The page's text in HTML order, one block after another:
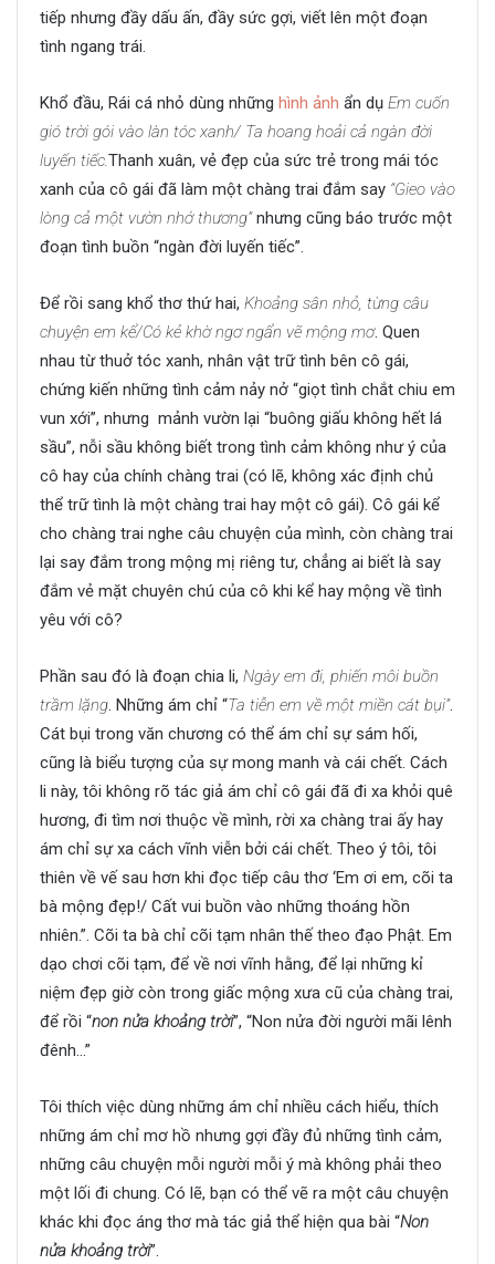
tiếp nhưng đầy dấu ấn, đầy sức gợi, viết lên một đoạn
tình ngang trái.
Khổ đầu, Rái cá nhỏ dùng những hình ảnh ẩn dụ Em cuốn
gió trời gói vào làn tóc xanh/ Ta hoang hoải cả ngàn đời
luyến tiếc.Thanh xuân, vẻ đẹp của sức trẻ trong mái tóc
xanh của cô gái đã làm một chàng trai đắm say “Gieo vào
lòng cả một vườn nhớ thương”nhưng cũng báo trước một
đoạn tình buồn “ngàn đời luyến tiếc”.
Để rồi sang khổ thơ thứ hai, Khoảng sân nhỏ, từng câu
chuyện em kể/Có kẻ khờ ngơ ngẩn vẽ mộng mơ. Quen
nhau từ thuở tóc xanh, nhân vật trữ tình bên cô gái,
chứng kiến những tình cảm nảy nở “giọt tình chắt chiu em
vun xới”, nhưng mảnh vườn lại “buông giấu không hết lá
sầu”, nỗi sầu không biết trong tình cảm không như ý của
cô hay của chính chàng trai (có lẽ, không xác định chủ
thể trữ tình là một chàng trai hay một cô gái). Cô gái kể
cho chàng trai nghe câu chuyện của mình, còn chàng trai
lại say đắm trong mộng mị riêng tư, chẳng ai biết là say
đắm vẻ mặt chuyên chú của cô khi kể hay mộng về tình
yêu với cô?
Phần sau đó là đoạn chia li, Ngày em đi, phiến môi buồn
trầm lặng. Những ám chỉ “Ta tiễn em về một miền cát bụi”.
Cát bụi trong văn chương có thể ám chỉ sự sám hối,
cũng là biểu tượng của sự mong manh và cái chết. Cách
li này, tôi không rõ tác giả ám chỉ cô gái đã đi xa khỏi quê
hương, đi tìm nơi thuộc về mình, rời xa chàng trai ấy hay
ám chỉ sự xa cách vĩnh viễn bởi cái chết. Theo ý tôi, tôi
thiên về vế sau hơn khi đọc tiếp câu thơ ‘Em ơi em, cõi ta
bà mộng đẹp!/ Cất vui buồn vào những thoáng hồn
nhiên.”. Cõi ta bà chỉ cõi tạm nhân thế theo đạo Phật. Em
dạo chơi cõi tạm, để về nơi vĩnh hằng, để lại những kỉ
niệm đẹp giờ còn trong giấc mộng xưa cũ của chàng trai,
để rồi “non nửa khoảng trời”, “Non nửa đời người mãi lênh
đênh…”
Tôi thích việc dùng những ám chỉ nhiều cách hiểu, thích
những ám chỉ mơ hồ nhưng gợi đầy đủ những tình cảm,
những câu chuyện mỗi người mỗi ý mà không phải theo
một lối đi chung. Có lẽ, bạn có thể vẽ ra một câu chuyện
khác khi đọc áng thơ mà tác giả thể hiện qua bài “Non
nửa khoảng trời”.